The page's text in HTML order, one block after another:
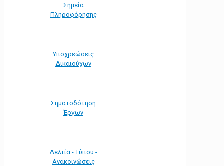
Σημεία
Πληροφόρησης
Υποχρεώσεις
Δικαιούχων
Σηματοδότηση
Έργων
Δελτία - Τύπου -
Ανακοινώσεις